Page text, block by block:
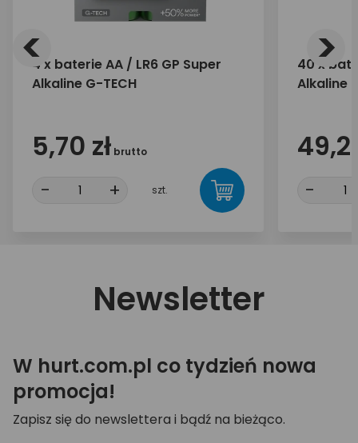
4 x baterie AA / LR6 GP Super
Alkaline G-TECH
5,70 zł brutto
- + szt.
40 x
Alkaline
-
< >
Newsletter
W hurt.com.pl co tydzień nowa
promocja!
Zapisz się do newslettera i bądź na bieżąco.